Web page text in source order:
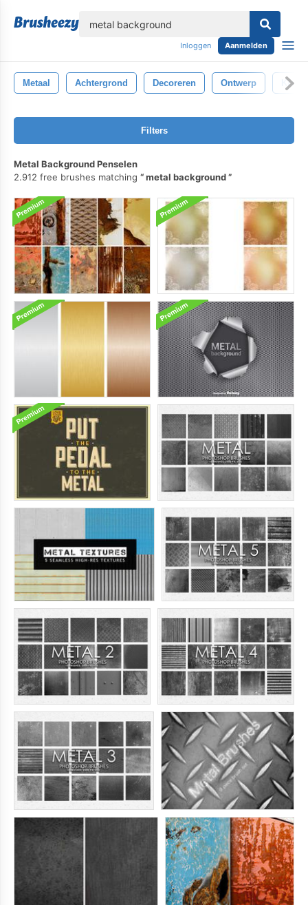
Inloggen Aanmelden
Metaal Achtergrond Decoreren Ontwerp
Filters
Metal Background Penselen
2.912 free brushes matching
metal background